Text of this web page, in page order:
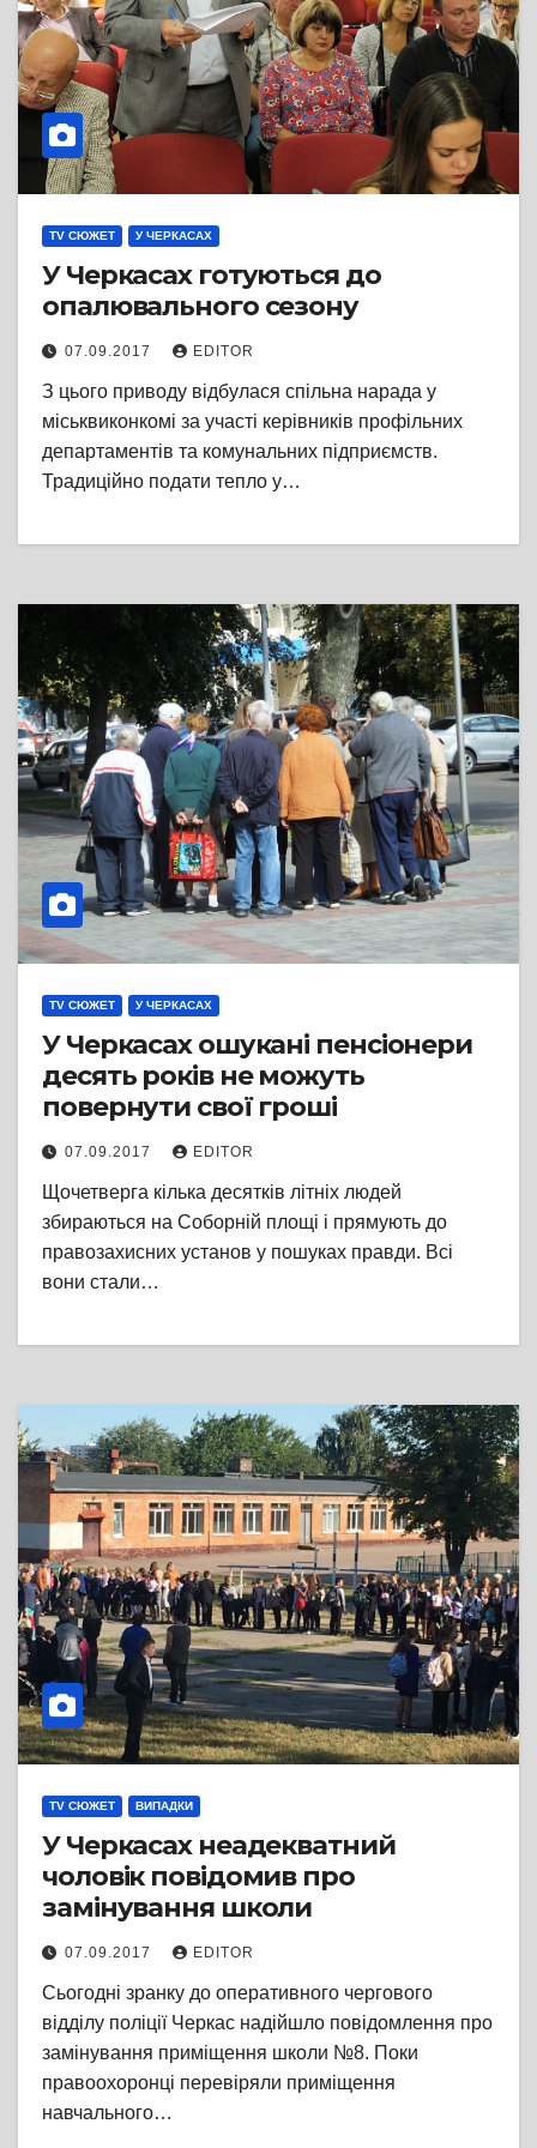
TV СЮЖЕТ У ЧЕРКАСАХ
У Черкасах готуються до
опалювального сезону
07.09.2017 EDITOR
З цього приводу відбулася спільна нарада у
міськвиконкомі за участі керівників профільних
департаментів та комунальних підприємств.
Традиційно подати тепло у…
TV СЮЖЕТ У ЧЕРКАСАХ
У Черкасах ошукані пенсіонери
десять років не можуть
повернути свої гроші
07.09.2017 EDITOR
Щочетверга кілька десятків літніх людей
збираються на Соборній площі і прямують до
правозахисних установ у пошуках правди. Всі
вони стали…
TV СЮЖЕТ ВИПАДКИ
У Черкасах неадекватний
чоловік повідомив про
замінування школи
07.09.2017 EDITOR
Сьогодні зранку до оперативного чергового
відділу поліції Черкас надійшло повідомлення про
замінування приміщення школи №8. Поки
правоохоронці перевіряли приміщення
навчального…